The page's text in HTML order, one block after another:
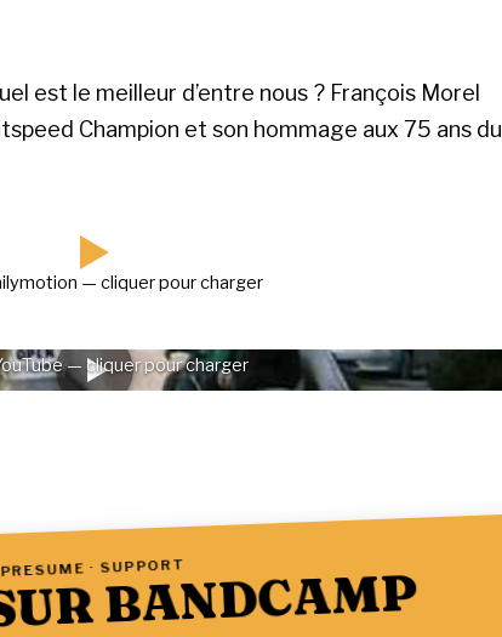
est le meilleur d’entre nous ? François Morel
Champion et son hommage aux 75 ans du
— cliquer pour charger
— cliquer pour charger
· SUPPORT
BANDCAMP